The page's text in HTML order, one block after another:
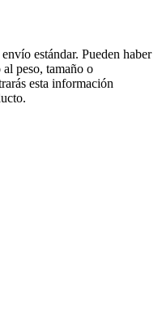
estándar. Pueden haber
peso, tamaño o
esta información